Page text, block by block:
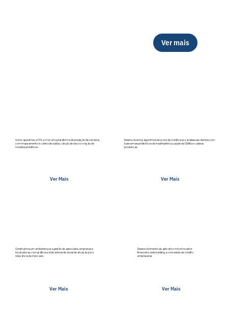
Como ajudamos a CTG a criar uma plataforma de predição de cenários,
com mapeamento e coleta de dados, cálculo de risco e criação de
modelos preditivos.
Ver Mais
Desenvolvimento de aplicativo móvel no setor
financeiro, web banking, e concessão de crédito
empresarial.
Ver Mais
Construímos um ambiente para gestão de associados, empresas e
incubadoras, com gráficos e indicadores de áreas de atuação para
relevância de mercado.
Ver Mais
Desenvolvemos algoritmos de score de crédito para análises de clientes com
base em seus históricos de inadimplência, saúde de CNAEs e cadeias
produtivas.
Ver Mais
Ver mais